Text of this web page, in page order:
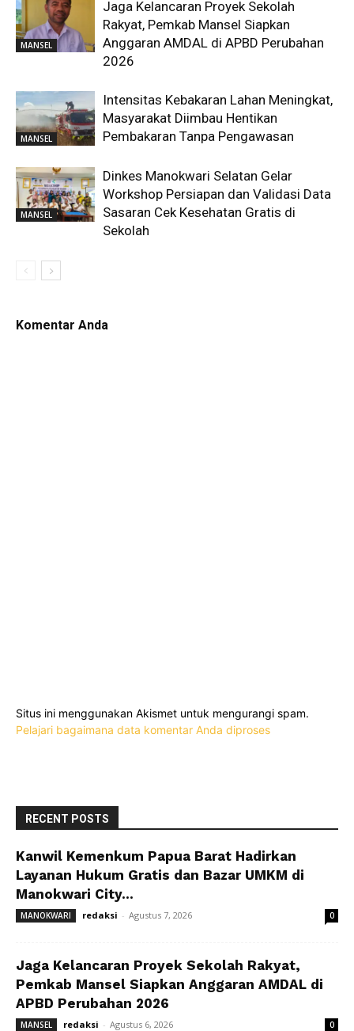
MANSEL
Jaga Kelancaran Proyek Sekolah
Rakyat, Pemkab Mansel Siapkan
Anggaran AMDAL di APBD Perubahan
2026
MANSEL
Intensitas Kebakaran Lahan Meningkat,
Masyarakat Diimbau Hentikan
Pembakaran Tanpa Pengawasan
MANSEL
Dinkes Manokwari Selatan Gelar
Workshop Persiapan dan Validasi Data
Sasaran Cek Kesehatan Gratis di
Sekolah
Komentar Anda
Situs ini menggunakan Akismet untuk mengurangi spam.
Pelajari bagaimana data komentar Anda diproses
RECENT POSTS
Kanwil Kemenkum Papua Barat Hadirkan
Layanan Hukum Gratis dan Bazar UMKM di
Manokwari City...
MANOKWARI redaksi - Agustus 7, 2026 0
Jaga Kelancaran Proyek Sekolah Rakyat,
Pemkab Mansel Siapkan Anggaran AMDAL di
APBD Perubahan 2026
MANSEL redaksi - Agustus 6, 2026 0